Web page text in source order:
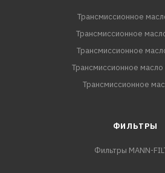
Трансмиссионное
Трансмиссионное
Трансмиссионное
Трансмиссионное масло
Трансмиссионное
ФИЛЬТРЫ
Фильтры MANN-